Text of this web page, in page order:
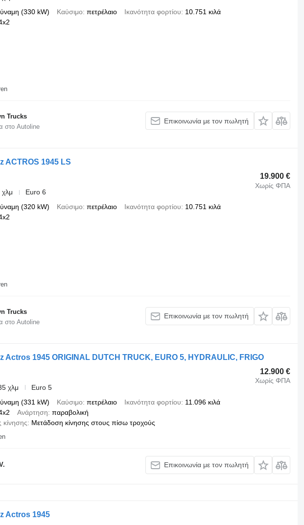
(330 kW) Καύσιμο πετρέλαιο Ικανότητα φορτίου
10.751 κιλά
Trucks
στο Autoline
Επικοινωνία με τον πωλητή
ACTROS 1945 LS
19.900 €
Χωρίς ΦΠΑ
Euro 6
(320 kW) Καύσιμο πετρέλαιο Ικανότητα φορτίου
10.751 κιλά
Trucks
στο Autoline
Επικοινωνία με τον πωλητή
Actros 1945 ORIGINAL DUTCH TRUCK, EURO 5, HYDRAULIC, FRIGO
12.900 €
Χωρίς ΦΠΑ
χλμ
Euro 5
(331 kW) Καύσιμο πετρέλαιο Ικανότητα φορτίου
11.096 κιλά
Ανάρτηση παραβολική
Μετάδοση κίνησης στους πίσω τροχούς
Επικοινωνία με τον πωλητή
Actros 1945